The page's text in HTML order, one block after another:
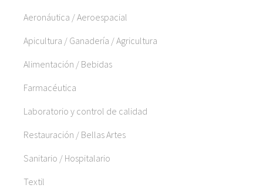
Aeronáutica / Aeroespacial
Apicultura / Ganadería / Agricultura
Alimentación / Bebidas
Farmacéutica
Laboratorio y control de calidad
Restauración / Bellas Artes
Sanitario / Hospitalario
Textil